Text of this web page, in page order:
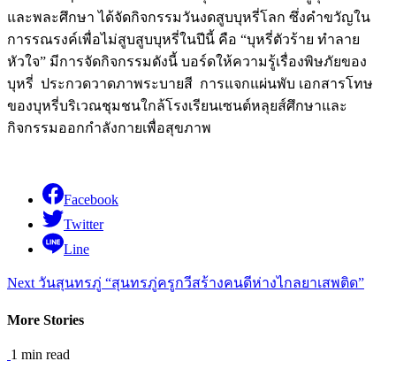
และพละศึกษา ได้จัดกิจกรรมวันงดสูบบุหรี่โลก ซึ่งคำขวัญใน
การรณรงค์เพื่อไม่สูบสูบบุหรี่ในปีนี้ คือ “บุหรี่ตัวร้าย ทำลาย
หัวใจ” มีการจัดกิจกรรมดังนี้ บอร์ดให้ความรู้เรื่องพิษภัยของ
บุหรี่ ประกวดวาดภาพระบายสี การแจกแผ่นพับ เอกสารโทษ
ของบุหรี่บริเวณชุมชนใกล้โรงเรียนเซนต์หลุยส์ศึกษาและ
กิจกรรมออกกำลังกายเพื่อสุขภาพ
Facebook
Twitter
Line
Continue
Next วันสุนทรภู่ “สุนทรภู่ครูกวีสร้างคนดีห่างไกลยาเสพติด”
More Stories
1 min read